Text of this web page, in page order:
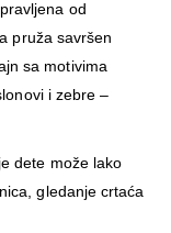
od
pruža savršen
sa motivima
i zebre –
dete može lako
gledanje crtaća